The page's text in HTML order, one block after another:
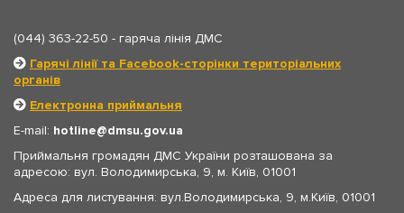
(044) 363-22-50 - гаряча лінія ДМС
Гарячі лінії та Facebook-сторінки територіальних
органів
Електронна приймальня
E-mail: hotline
dmsu.gov.ua
Приймальня громадян ДМС України розташована за
адресою: вул. Володимирська, 9, м. Київ, 01001
Адреса для листування: вул.Володимирська, 9, м.Київ, 01001